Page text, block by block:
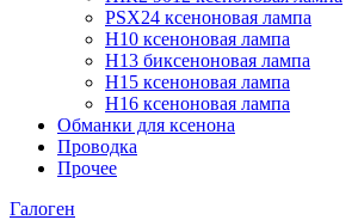
PSX24 ксеноновая лампа
H10 ксеноновая лампа
H13 биксеноновая лампа
H15 ксеноновая лампа
H16 ксеноновая лампа
Обманки для ксенона
Проводка
Прочее
Галоген